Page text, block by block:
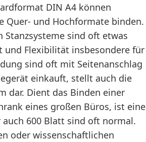
DIN A4 können
Quer- und Hochformate binden.
sind oft etwas
und Flexibilität insbesondere für
sind oft mit Seitenanschlag
einkauft, stellt auch die
dar. Dient das Binden einer
eines großen Büros, ist eine
600 Blatt sind oft normal.
oder wissenschaftlichen